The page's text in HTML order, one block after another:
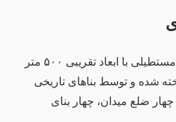
میدان نقش جهان به شکل مستطیلی با ابعاد تقریبی ۵۰۰ متر
ساخته شده و توسط بناهای تاریخی
ضلع میدان، چهار بنای